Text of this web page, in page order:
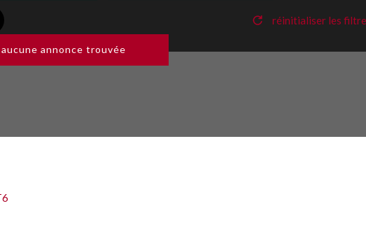
aucune annonce trouvée
réinitialiser les